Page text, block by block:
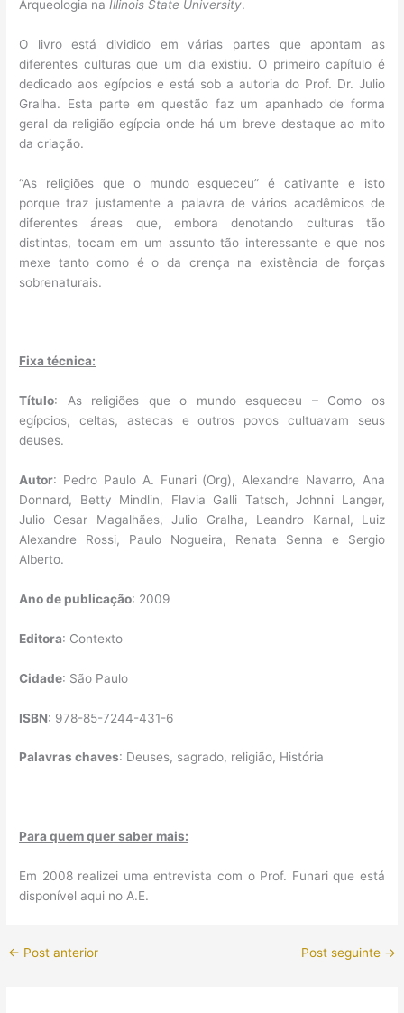
Arqueologia na Illinois State University.
O livro está dividido em várias partes que apontam as
diferentes culturas que um dia existiu. O primeiro capítulo é
dedicado aos egípcios e está sob a autoria do Prof. Dr. Julio
Gralha. Esta parte em questão faz um apanhado de forma
geral da religião egípcia onde há um breve destaque ao mito
da criação.
“As religiões que o mundo esqueceu” é cativante e isto
porque traz justamente a palavra de vários acadêmicos de
diferentes áreas que, embora denotando culturas tão
distintas, tocam em um assunto tão interessante e que nos
mexe tanto como é o da crença na existência de forças
sobrenaturais.
Fixa técnica:
Título: As religiões que o mundo esqueceu – Como os
egípcios, celtas, astecas e outros povos cultuavam seus
deuses.
Autor: Pedro Paulo A. Funari (Org), Alexandre Navarro, Ana
Donnard, Betty Mindlin, Flavia Galli Tatsch, Johnni Langer,
Julio Cesar Magalhães, Julio Gralha, Leandro Karnal, Luiz
Alexandre Rossi, Paulo Nogueira, Renata Senna e Sergio
Alberto.
Ano de publicação: 2009
Editora: Contexto
Cidade: São Paulo
ISBN: 978-85-7244-431-6
Palavras chaves: Deuses, sagrado, religião, História
Para quem quer saber mais:
Em 2008 realizei uma entrevista com o Prof. Funari que está
disponível aqui no A.E.
← Post anterior Post seguinte →